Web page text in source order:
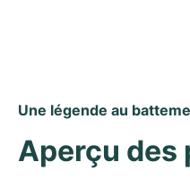
Une légende au
Aperçu des